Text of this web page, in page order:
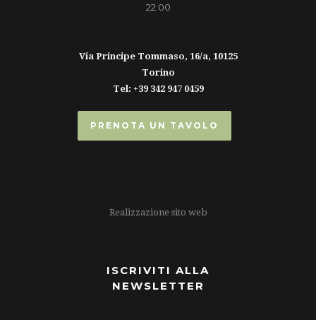
22:00
Via Principe Tommaso, 16/a, 10125
Torino
Tel: +39 342 947 0459
PRENOTA UN TAVOLO
Realizzazione sito web
ISCRIVITI ALLA
NEWSLETTER